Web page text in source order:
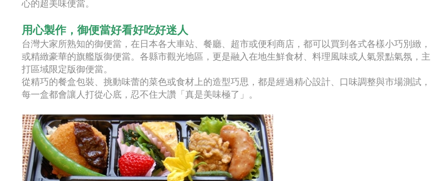
心的超美味便當。
用心製作，御便當好看好吃好迷人
台灣大家所熟知的御便當，在日本各大車站、餐廳、超市或便利商店，都可以買到各式各樣小巧別緻，
或精緻豪華的旗艦版御便當。各縣市觀光地區，更是融入在地生鮮食材、料理風味或人氣景點氣氛，主
打區域限定版御便當。
從精巧的餐盒包裝、挑動味蕾的菜色或食材上的造型巧思，都是經過精心設計、口味調整與市場測試，
每一盒都會讓人打從心底，忍不住大讚「真是美味極了」。